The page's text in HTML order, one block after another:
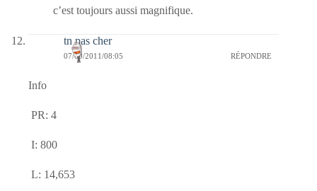
c’est toujours aussi magnifique.
tn pas cher
07/09/2011/08:05 RÉPONDRE
Info
PR: 4
I: 800
L: 14,653